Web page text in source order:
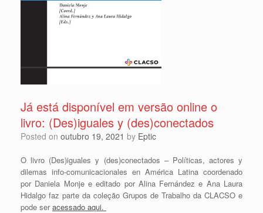
Já está disponível em versão online o
livro: (Des)iguales y (des)conectados
Posted on outubro 19, 2021 by Eptic
O livro (Des)iguales y (des)conectados – Políticas, actores y
dilemas info-comunicacionales en América Latina coordenado
por Daniela Monje e editado por Alina Fernández e Ana Laura
Hidalgo faz parte da coleção Grupos de Trabalho da CLACSO e
pode seracessado aqui.